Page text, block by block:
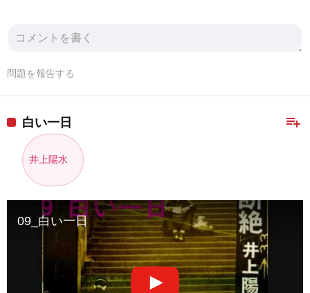
問題を報告する
playlist_add
白い一日
井上陽水
09_白い一日